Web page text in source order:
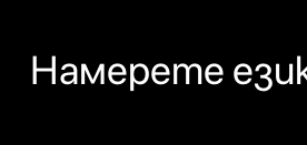
Намерете